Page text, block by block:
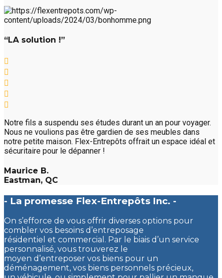
“LA solution !”
Notre fils a suspendu ses études durant un an pour voyager.
Nous ne voulions pas être gardien de ses meubles dans
notre petite maison. Flex-Entrepôts offrait un espace idéal et
sécuritaire pour le dépanner !
Maurice B.
Eastman, QC
- La promesse Flex-Entrepôts Inc. -
On s’efforce de vous offrir diverses options pour
combler vos besoins d’entreposage
résidentiel et commercial. Par le biais d’un service
personnalisé, vous trouverez le
moyen d’entreposer vos biens pour un
déménagement, vos biens personnels précieux,